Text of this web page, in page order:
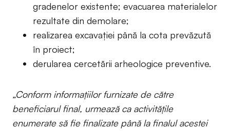
gradenelor existente; evacuarea materialelor
rezultate din demolare;
realizarea excavaţiei până la cota prevăzută
în proiect;
derularea cercetării arheologice preventive.
„Conform informațiilor furnizate de către
beneficiarul final, urmează ca activitățile
enumerate să fie finalizate până la finalul acestei